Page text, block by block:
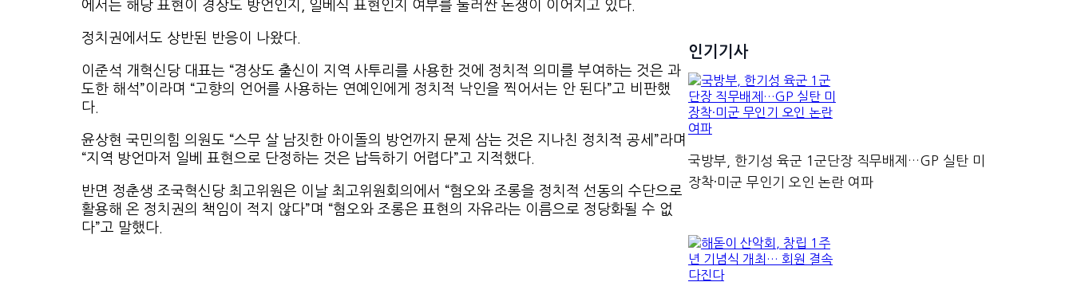
에서는 해당 표현이 경상도 방언인지, 일베식 표현인지 여부를 둘러싼 논쟁이 이어지고 있다.
정치권에서도 상반된 반응이 나왔다.
이준석 개혁신당 대표는 “경상도 출신이 지역 사투리를 사용한 것에 정치적 의미를 부여하는 것은 과
도한 해석”이라며 “고향의 언어를 사용하는 연예인에게 정치적 낙인을 찍어서는 안 된다”고 비판했
다.
윤상현 국민의힘 의원도 “스무 살 남짓한 아이돌의 방언까지 문제 삼는 것은 지나친 정치적 공세”라며
“지역 방언마저 일베 표현으로 단정하는 것은 납득하기 어렵다”고 지적했다.
반면 정춘생 조국혁신당 최고위원은 이날 최고위원회의에서 “혐오와 조롱을 정치적 선동의 수단으로
활용해 온 정치권의 책임이 적지 않다”며 “혐오와 조롱은 표현의 자유라는 이름으로 정당화될 수 없
다”고 말했다.
인기기사
국방부, 한기성 육군 1군단장 직무배제…GP 실탄 미
장착·미군 무인기 오인 논란 여파